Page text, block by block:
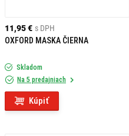
11,95 € s DPH
OXFORD MASKA ČIERNA
Skladom
Na 5 predajniach
Kúpiť